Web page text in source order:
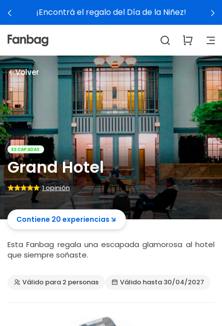
¡Encontrá el regalo del Día de la Niñez!
Volver
ESCAPADAS
Grand Hotel
1 opinión
Contiene 20 experiencias
Esta Fanbag regala una escapada glamorosa al hotel
que siempre soñaste.
Válido para 2 personas Válido hasta 30/04/2027